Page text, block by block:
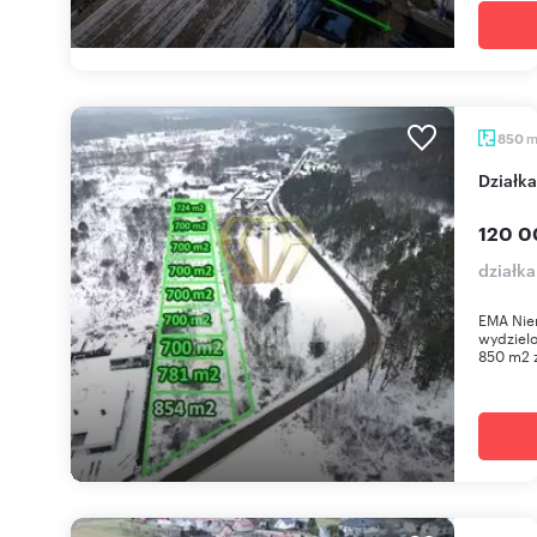
850 m
120
EMA
850 m2